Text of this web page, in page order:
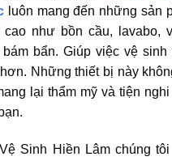
luôn mang đến những sản
cao như bồn cầu, lavabo,
bẩn. Giúp việc vệ
Những thiết bị này
lại thẩm mỹ và tiện
Sinh Hiền Lâm chúng